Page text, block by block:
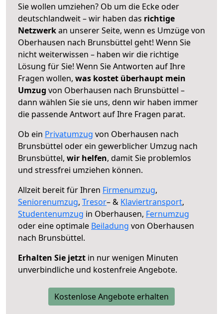
Sie wollen umziehen? Ob um die Ecke oder
deutschlandweit – wir haben das richtige
Netzwerkan unserer Seite, wenn es Umzüge von
Oberhausen nach Brunsbüttel geht! Wenn Sie
nicht weiterwissen – haben wir die richtige
Lösung für Sie! Wenn Sie Antworten auf Ihre
Fragen wollen, was kostet überhaupt mein
Umzug von Oberhausen nach Brunsbüttel –
dann wählen Sie sie uns, denn wir haben immer
die passende Antwort auf Ihre Fragen parat.
Ob ein Privatumzug von Oberhausen nach
Brunsbüttel oder ein gewerblicher Umzug nach
Brunsbüttel, wir helfen, damit Sie problemlos
und stressfrei umziehen können.
Allzeit bereit für Ihren Firmenumzug,
Seniorenumzug, Tresor– & Klaviertransport,
Studentenumzug in Oberhausen, Fernumzug
oder eine optimale Beiladung von Oberhausen
nach Brunsbüttel.
Erhalten Sie jetzt in nur wenigen Minuten
unverbindliche und kostenfreie Angebote.
Kostenlose Angebote erhalten